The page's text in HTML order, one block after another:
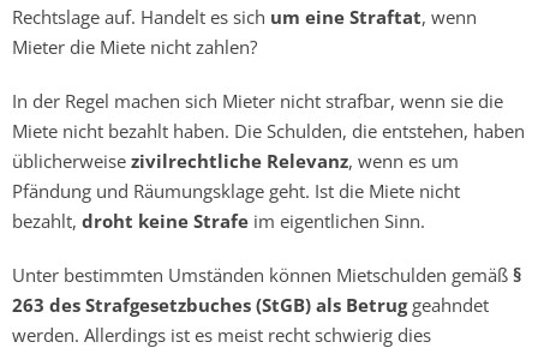
Rechtslage auf. Handelt es sich um eine Straftat, wenn
Mieter die Miete nicht zahlen?
In der Regel machen sich Mieter nicht strafbar, wenn sie die
Miete nicht bezahlt haben. Die Schulden, die entstehen, haben
üblicherweise zivilrechtliche Relevanz, wenn es um
Pfändung und Räumungsklage geht. Ist die Miete nicht
bezahlt, droht keine Strafe im eigentlichen Sinn.
Unter bestimmten Umständen können Mietschulden gemäß §
263 des Strafgesetzbuches (StGB) als Betruggeahndet
werden. Allerdings ist es meist recht schwierig dies